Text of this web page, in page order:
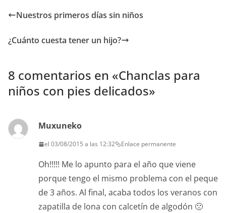
Nuestros primeros días sin niños
¿Cuánto cuesta tener un hijo?
8 comentarios en «Chanclas para
niños con pies delicados»
Muxuneko
el 03/08/2015 a las 12:32 Enlace permanente
Oh!!!!! Me lo apunto para el año que viene
porque tengo el mismo problema con el peque
de 3 años. Al final, acaba todos los veranos con
zapatilla de lona con calcetín de algodón 🙁